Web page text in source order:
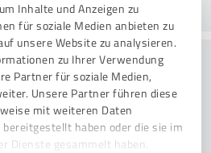
Inhalte und Anzeigen zu
für soziale Medien anbieten zu
unsere Website zu analysieren.
zu Ihrer Verwendung
Partner für soziale Medien,
Unsere Partner führen diese
mit weiteren Daten
haben oder die sie im
Dienste gesammelt haben.